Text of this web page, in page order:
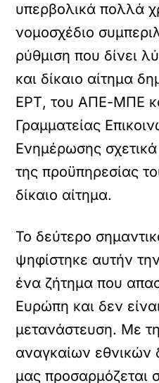
υπερβολικά πολλά
νομοσχέδιο
ρύθμιση που δίνει
και δίκαιο αίτημα
ΕΡΤ, του ΑΠΕ-ΜΠΕ
Γραμματείας
Ενημέρωσης
της προϋπηρεσίας
δίκαιο αίτημα.
Το δεύτερο
ψηφίστηκε αυτήν
ένα ζήτημα που
Ευρώπη και δεν
μετανάστευση. Με
αναγκαίων εθνικών
μας προσαρμόζεται